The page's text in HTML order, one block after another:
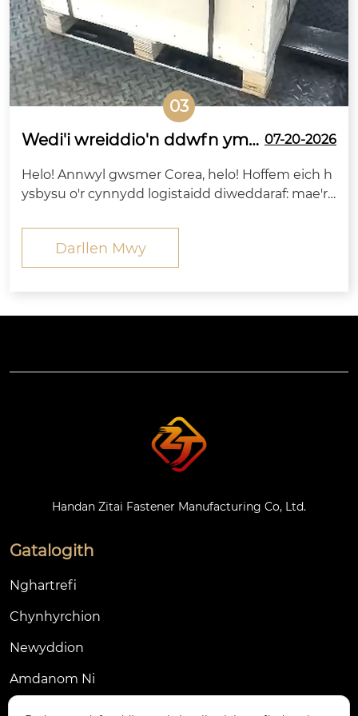
03
Wedi'i wreiddio'n ddwfn ym
orea, mae Zitai Precision Faste
ners yn gwbl barod i ehangu i
07-20-2026
Helo! Annwyl gwsmer Corea, helo! Hoffem eich h
ysbysu o'r cynnydd logistaidd diweddaraf: mae'r
nwys cnau a wasieri cyfatebol) a archebwyd gan
eich cwmni wedi cyrraedd Tianjin Port, C...
Darllen Mwy
Handan Zitai Fastener Manufacturing Co, Ltd.
Gatalogith
Nghartrefi
Chynhyrchion
Newyddion
Amdanom Ni